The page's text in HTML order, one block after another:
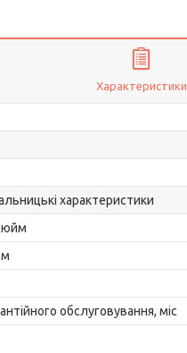
Характеристики
характеристики
обслуговування, міс